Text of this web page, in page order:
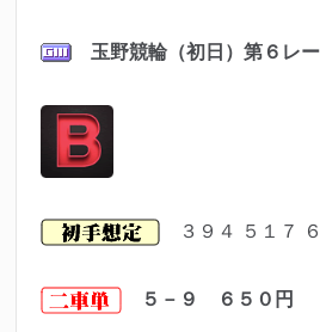
玉野競輪（初日）第６ レ
３９４ ５１７
５－９ ６５０ 円